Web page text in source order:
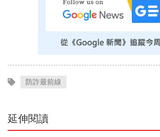
防詐最前線
延伸閱讀